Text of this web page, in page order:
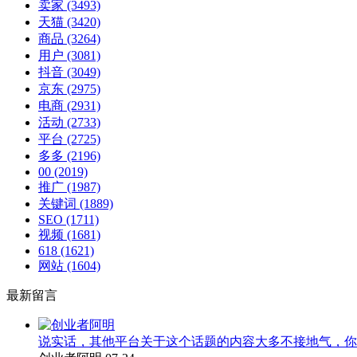
卖家 (3493)
天猫 (3420)
商品 (3264)
用户 (3081)
抖音 (3049)
京东 (2975)
电商 (2931)
活动 (2733)
平台 (2725)
多多 (2196)
00 (2019)
推广 (1987)
关键词 (1889)
SEO (1711)
视频 (1681)
618 (1621)
网站 (1604)
最新留言
说实话，其他平台关于这个话题的内容大多不接地气，